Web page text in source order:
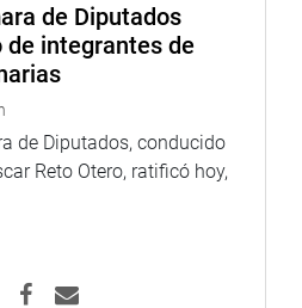
de Diputados
de integrantes de
de Diputados, conducido
Reto Otero, ratificó hoy,